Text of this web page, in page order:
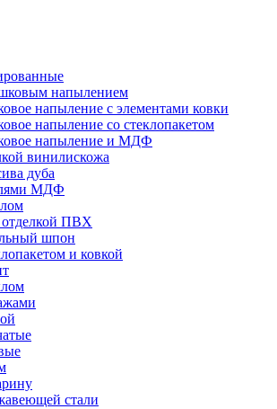
напылением
напыление с элементами ковки
напыление со стеклопакетом
напыление и МДФ
винилискожа
дуба
МДФ
ПВХ
шпон
и ковкой
стали